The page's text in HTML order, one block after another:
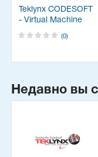
Teklynx CODESOFT
- Virtual Machine
(0)
Недавно вы